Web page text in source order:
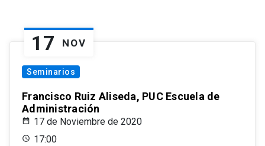
17 NOV
Seminarios
Francisco Ruiz Aliseda, PUC Escuela de
Administración
17 de Noviembre de 2020
17:00